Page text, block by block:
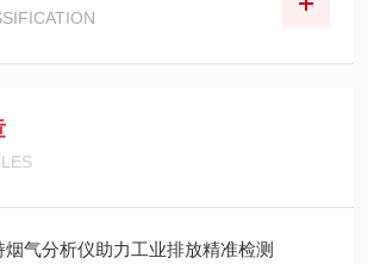
气分析仪助力工业排放精准检测